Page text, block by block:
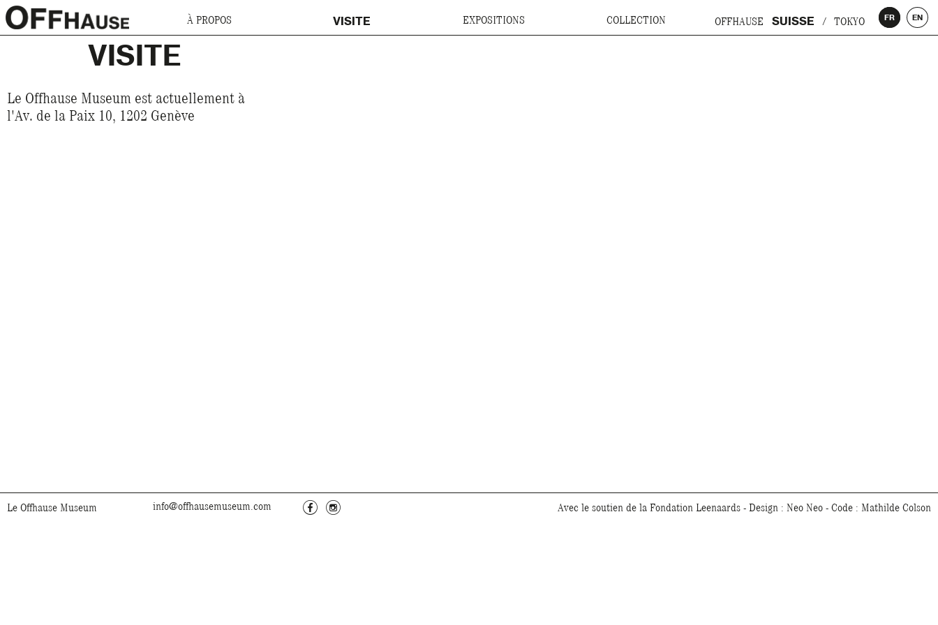
À PROPOS VISITE EXPOSITIONS COLLECTION OFFHAUSE SUISSE / TOKYO FR EN
VISITE
Le Offhause Museum est actuellement à
l'Av. de la Paix 10, 1202 Genève
Le Offhause Museum info@offhausemuseum.com c f Avec le soutien de la Fondation Leenaards - Design : Neo Neo - Code : Mathilde Colson